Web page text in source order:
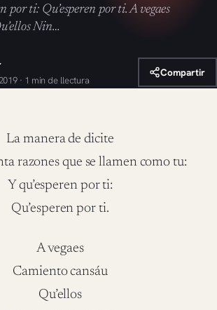
por ti: Qu’esperen por ti. A vegaes
Nin…
· 1 min de llectura
Compartir
La manera de dicite
razones que se llamen como tu:
Y qu’esperen por ti:
Qu’esperen por ti.
A vegaes
Camiento cansáu
Qu’ellos